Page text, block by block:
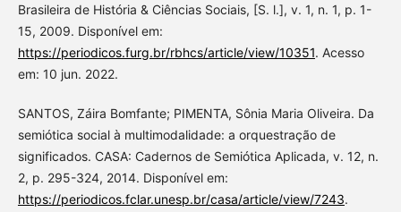
Brasileira de História & Ciências Sociais, [S. l.], v. 1, n. 1, p. 1-
15, 2009. Disponível em:
https://periodicos.furg.br/rbhcs/article/view/10351. Acesso
em: 10 jun. 2022.
SANTOS, Záira Bomfante; PIMENTA, Sônia Maria Oliveira. Da
semiótica social à multimodalidade: a orquestração de
significados. CASA: Cadernos de Semiótica Aplicada, v. 12, n.
2, p. 295-324, 2014. Disponível em:
https://periodicos.fclar.unesp.br/casa/article/view/7243.